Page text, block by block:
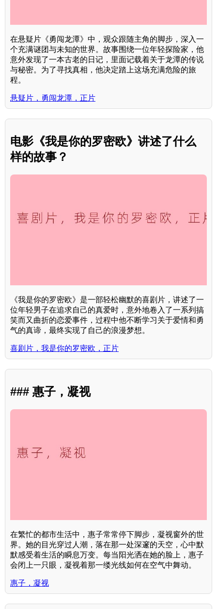
在悬疑片《勇闯龙潭》中，观众跟随主角的脚步，深入一
个充满谜团与未知的世界。故事围绕一位年轻探险家，他
意外发现了一本古老的日记，里面记载着关于龙潭的传说
与秘密。为了寻找真相，他决定踏上这场充满危险的旅
程。
悬疑片，勇闯龙潭，正片
电影《我是你的罗密欧》讲述了什么
样的故事？
《我是你的罗密欧》是一部轻松幽默的喜剧片，讲述了一
位年轻男子在追求自己的真爱时，意外地卷入了一系列搞
笑而又曲折的恋爱事件，过程中他不断学习关于爱情和勇
气的真谛，最终实现了自己的浪漫梦想。
喜剧片，我是你的罗密欧，正片
### 惠子，凝视
在繁忙的都市生活中，惠子常常停下脚步，凝视窗外的世
界。她的目光穿过人潮，落在那一处深邃的天空，心中默
默感受着生活的瞬息万变。每当阳光洒在她的脸上，惠子
会闭上一只眼，凝视着那一缕光线如何在空气中舞动。
惠子，凝视